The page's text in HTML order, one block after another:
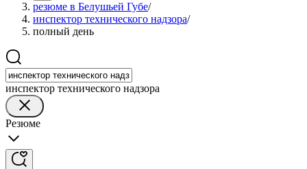
резюме в Белушьей Губе/
инспектор технического надзора/
полный день
инспектор технического надзора
Резюме